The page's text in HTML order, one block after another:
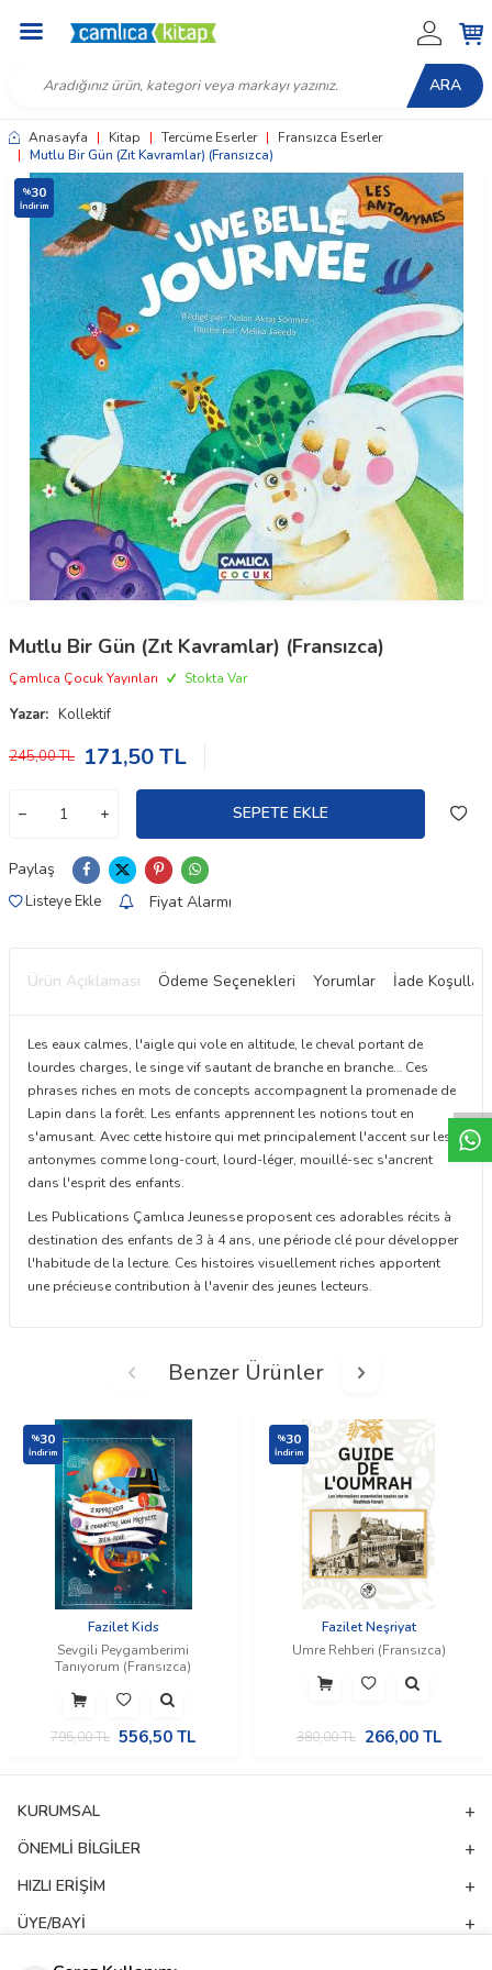
ARA
Anasayfa | Kitap | Tercüme Eserler |
Fransızca Eserler
| Mutlu Bir Gün (Zıt Kavramlar) (Fransızca)
%30
İndirim
Mutlu Bir Gün (Zıt Kavramlar) (Fransızca)
Çamlıca Çocuk Yayınları Stokta Var
Yazar: Kollektif
245,00TL 171,50TL
SEPETE EKLE
Paylaş
Listeye Ekle Fiyat Alarmı
Ürün Açıklaması Ödeme Seçenekleri Yorumlar İade Koşulları
Les eaux calmes, l'aigle qui vole en altitude, le cheval portant de
lourdes charges, le singe vif sautant de branche en branche… Ces
phrases riches en mots de concepts accompagnent la promenade de
Lapin dans la forêt. Les enfants apprennent les notions tout en
s'amusant. Avec cette histoire qui met principalement l'accent sur les
antonymes comme long-court, lourd-léger, mouillé-sec s'ancrent
dans l'esprit des enfants.
Les Publications Çamlıca Jeunesse proposent ces adorables récits à
destination des enfants de 3 à 4 ans, une période clé pour développer
l'habitude de la lecture. Ces histoires visuellement riches apportent
une précieuse contribution à l'avenir des jeunes lecteurs.
Benzer Ürünler
%30
İndirim
Fazilet Kids
Sevgili Peygamberimi
Tanıyorum (Fransızca)
795,00TL 556,50 TL
%30
İndirim
Fazilet Neşriyat
Umre Rehberi (Fransızca)
380,00TL 266,00TL
KURUMSAL
ÖNEMLI BILGILER
HIZLI ERIŞIM
ÜYE/BAYI
ADRES & İLETIŞIM